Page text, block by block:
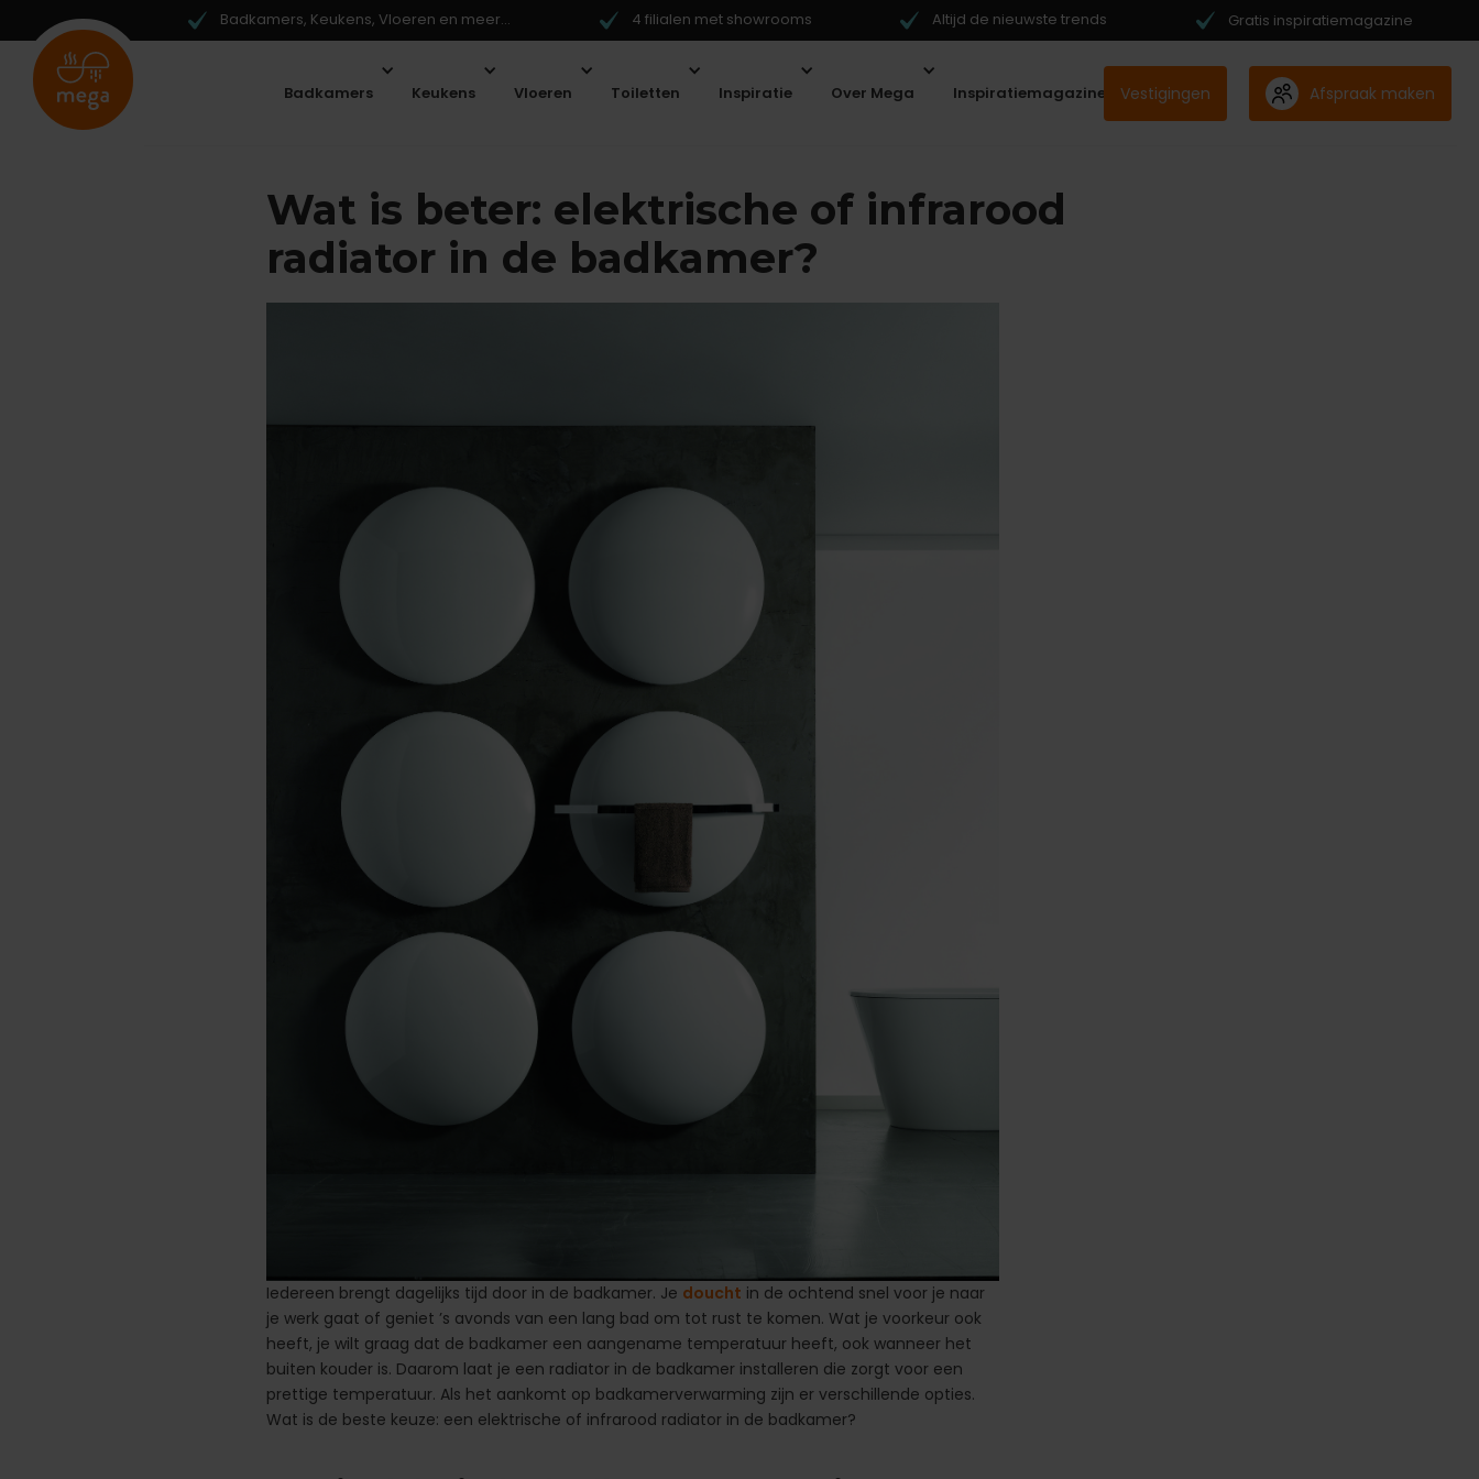
Badkamers, Keukens, Vloeren en meer... 4 filialen met showrooms Altijd de nieuwste trends Gratis inspiratiemagazine
Badkamers Keukens Vloeren Toiletten Inspiratie Over Mega Inspiratiemagazine Vestigingen Afspraak maken
Wat is beter: elektrische of infrarood
radiator in de badkamer?
Iedereen brengt dagelijks tijd door in de badkamer. Je doucht in de ochtend snel voor je naar
je werk gaat of geniet ’s avonds van een lang bad om tot rust te komen. Wat je voorkeur ook
heeft, je wilt graag dat de badkamer een aangename temperatuur heeft, ook wanneer het
buiten kouder is. Daarom laat je een radiator in de badkamer installeren die zorgt voor een
prettige temperatuur. Als het aankomt op badkamerverwarming zijn er verschillende opties.
Wat is de beste keuze: een elektrische of infrarood radiator in de badkamer?